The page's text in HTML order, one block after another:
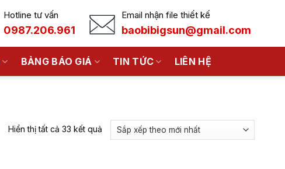
Hotline tư vấn
0987.206.961
Email nhận file thiết kế
baobibigsun@gmail.com
BẢNG BÁO GIÁ TIN TỨC LIÊN HỆ
Hiển thị tất cả 33 kết quảĐã
sắp